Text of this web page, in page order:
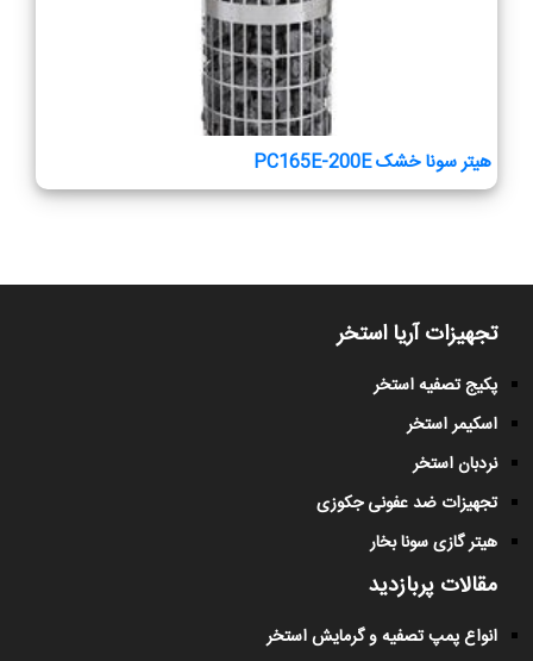
هیتر سونا خشک PC165E-200E
تجهیزات آریا استخر
پکیج تصفیه استخر
اسکیمر استخر
نردبان استخر
تجهیزات ضد عفونی جکوزی
هیتر گازی سونا بخار
مقالات پربازدید
انواع پمپ تصفیه و گرمایش استخر